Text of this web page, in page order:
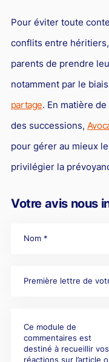
Pour éviter toute
conflits entre
parents de prendre
notamment par le biais
partage. En matière
des successions,
pour gérer au mieux
privilégier la
Votre avis nous